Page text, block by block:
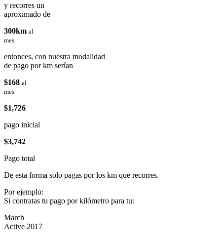
y recorres un
aproximado de
300km al
mes
entonces, con nuestra modalidad
de pago por km serían
$168 al
mes
$1,726
pago inicial
$3,742
Pago total
De esta forma solo pagas por los km que recorres.
Por ejemplo:
Si contratas tu pago por kilómetro para tu:
March
Active 2017